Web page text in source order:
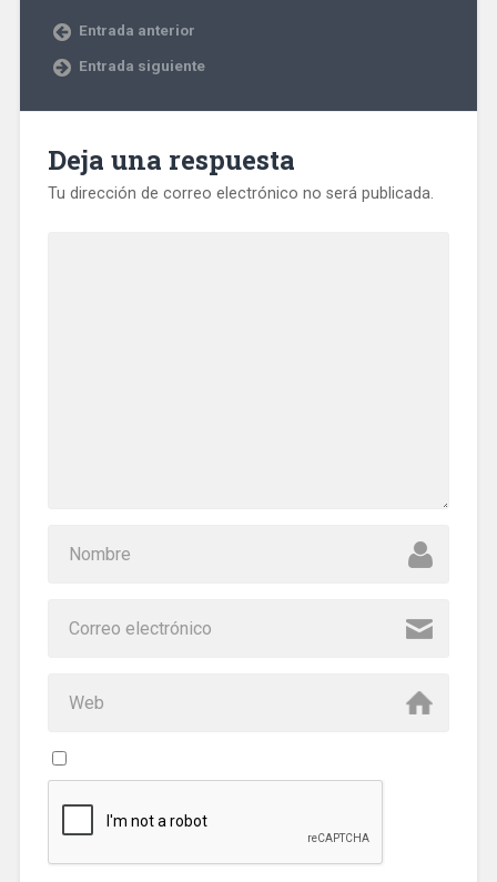
Entrada anterior
Entrada siguiente
Deja una respuesta
Tu dirección de correo electrónico no será publicada.